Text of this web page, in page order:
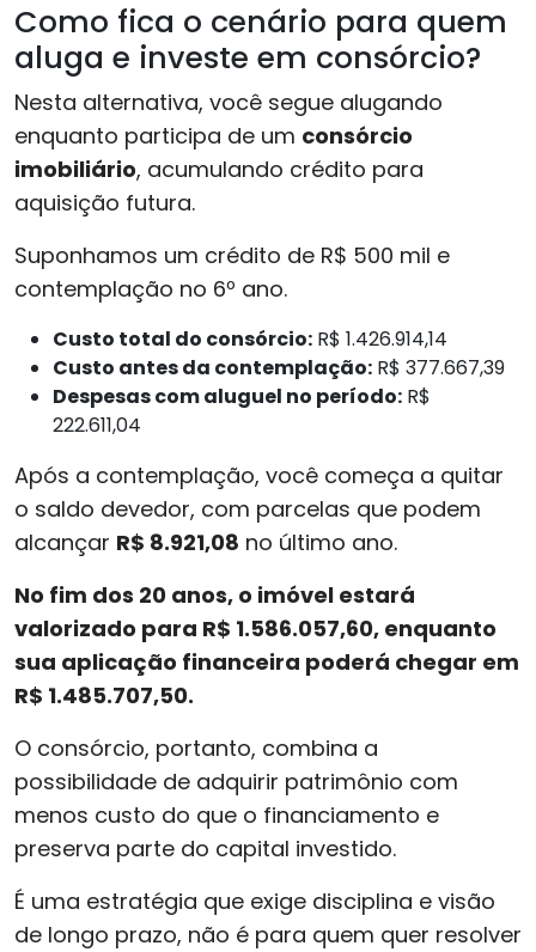
Como fica o cenário para quem
aluga e investe em consórcio?
Nesta alternativa, você segue alugando
enquanto participa de um consórcio
imobiliário, acumulando crédito para
aquisição futura.
Suponhamos um crédito de R$ 500 mil e
contemplação no 6º ano.
Custo total do consórcio: R$ 1.426.914,14
Custo antes da contemplação: R$ 377.667,39
Despesas com aluguel no período: R$
222.611,04
Após a contemplação, você começa a quitar
o saldo devedor, com parcelas que podem
alcançar R$ 8.921,08 no último ano.
No fim dos 20 anos, o imóvel estará
valorizado para R$ 1.586.057,60, enquanto
sua aplicação financeira poderá chegar em
R$ 1.485.707,50.
O consórcio, portanto, combina a
possibilidade de adquirir patrimônio com
menos custo do que o financiamento e
preserva parte do capital investido.
É uma estratégia que exige disciplina e visão
de longo prazo, não é para quem quer resolver